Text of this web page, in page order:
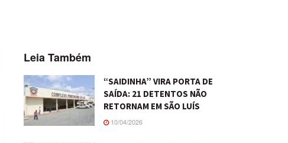
Leia Também
“SAIDINHA” VIRA PORTA DE
SAÍDA: 21 DETENTOS NÃO
RETORNAM EM SÃO LUÍS
10/04/2026